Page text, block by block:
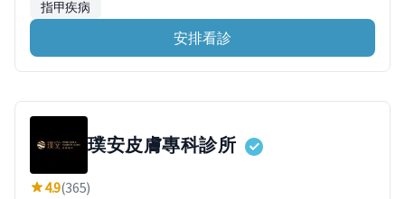
指甲疾病
安排看診
璞安皮膚專科診所
4.9(365)